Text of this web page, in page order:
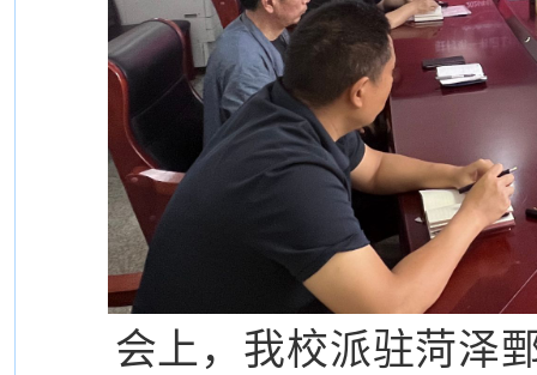
会上，我校派驻菏泽